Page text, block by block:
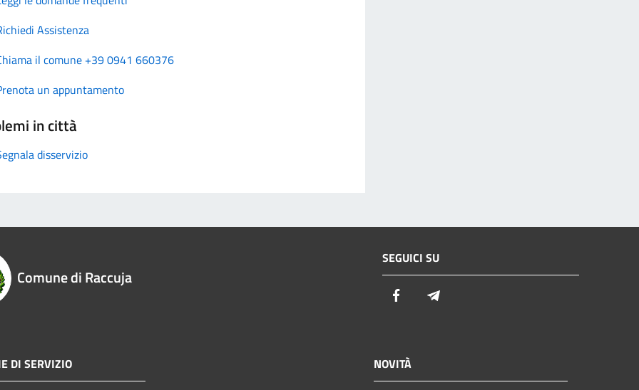
Assistenza
il comune +39 0941 660376
un appuntamento
in città
disservizio
Comune di Raccuja
SEGUICI SU
Facebook
DI SERVIZIO NOVITÀ